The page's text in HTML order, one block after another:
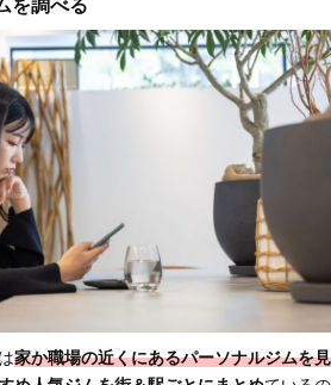
を調べる
家か職場の近くにあるパーソナルジムを見